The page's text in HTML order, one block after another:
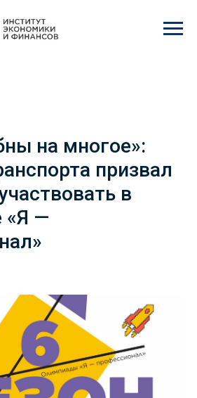
на многое»:
призвал
в
«Я —